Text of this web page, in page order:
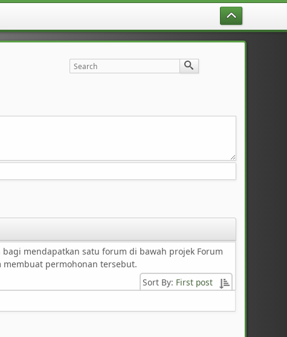
bagi mendapatkan satu forum di bawah projek Forum
membuat permohonan tersebut.
Sort By: First post